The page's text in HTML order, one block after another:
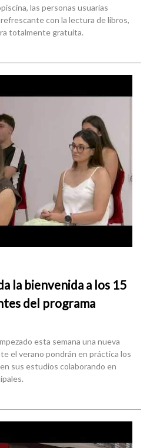
las personas usuarias
con la lectura de libros,
totalmente gratuita.
la bienvenida a los 15
del programa
esta semana una nueva
el verano pondrán en práctica los
sus estudios colaborando en